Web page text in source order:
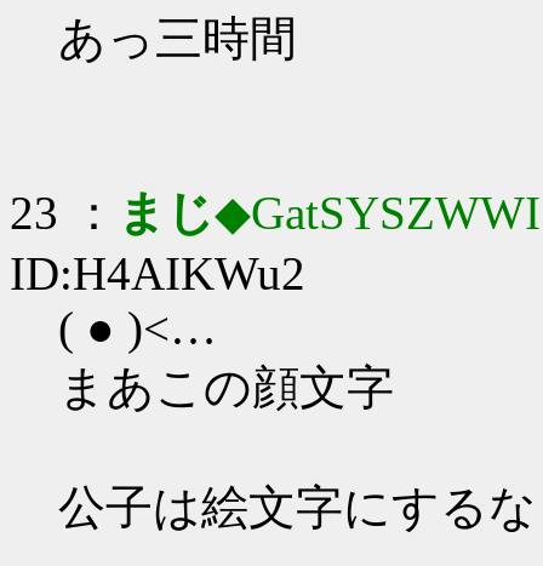
あっ三時間
23 ： まじ◆GatSYSZWWI
ID:H4AIKWu2
( ● )<…
まあこの顔文字
公子は絵文字にする